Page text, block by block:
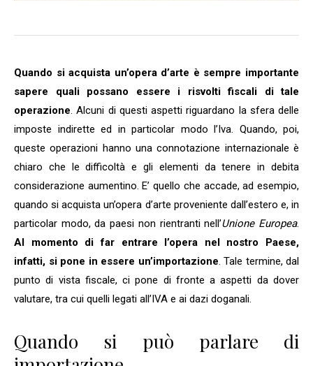
Quando si acquista un’opera d’arte è sempre importante
sapere quali possano essere i risvolti fiscali di tale
operazione . Alcuni di questi aspetti riguardano la sfera delle
imposte indirette ed in particolar modo l’Iva. Quando, poi,
queste operazioni hanno una connotazione internazionale è
chiaro che le difficoltà e gli elementi da tenere in debita
considerazione aumentino. E’ quello che accade, ad esempio,
quando si acquista un’opera d’arte proveniente dall’estero e, in
particolar modo, da paesi non rientranti nell’Unione Europea.
Al momento di far entrare l’opera nel nostro Paese,
infatti, si pone in essere un’importazione . Tale termine, dal
punto di vista fiscale, ci pone di fronte a aspetti da dover
valutare, tra cui quelli legati all’IVA e ai dazi doganali.
Quando si può parlare di